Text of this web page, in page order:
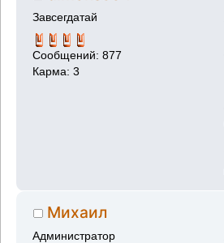
Завсегдатай
Сообщений: 877
Карма: 3
Михаил
Администратор